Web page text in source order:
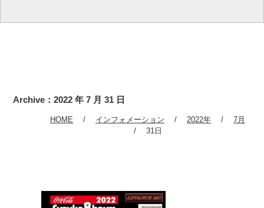
Archive：2022 年 7 月 31 日
HOME インフォメーション 2022年
7月
31日